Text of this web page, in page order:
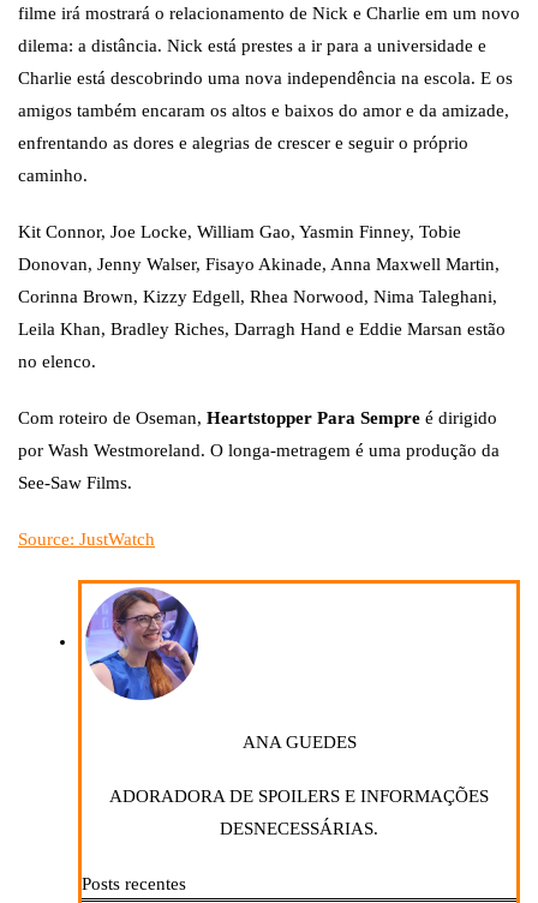
filme irá mostrará o relacionamento de Nick e Charlie em um novo
dilema: a distância. Nick está prestes a ir para a universidade e
Charlie está descobrindo uma nova independência na escola. E os
amigos também encaram os altos e baixos do amor e da amizade,
enfrentando as dores e alegrias de crescer e seguir o próprio
caminho.
Kit Connor, Joe Locke, William Gao, Yasmin Finney, Tobie
Donovan, Jenny Walser, Fisayo Akinade, Anna Maxwell Martin,
Corinna Brown, Kizzy Edgell, Rhea Norwood, Nima Taleghani,
Leila Khan, Bradley Riches, Darragh Hand e Eddie Marsan estão
no elenco.
Com roteiro de Oseman, Heartstopper Para Sempre é dirigido
por Wash Westmoreland. O longa-metragem é uma produção da
See-Saw Films.
Source: JustWatch
ANA GUEDES
ADORADORA DE SPOILERS E INFORMAÇÕES
DESNECESSÁRIAS.
Posts recentes